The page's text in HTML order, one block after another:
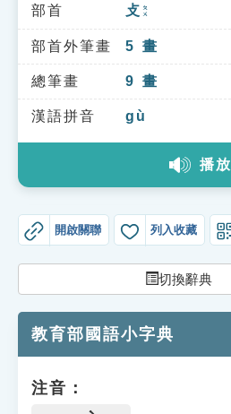
索引選單
知識索引
單字索引
生命大百科索引
教學應用
貓頭鷹博士
部首 攴 ㄆㄨ
部首外筆畫 5 畫
總筆畫 9 畫
漢語拼音 gù
播放
開啟關聯 列入收藏
切換辭典
教育部國語小字典
注音：